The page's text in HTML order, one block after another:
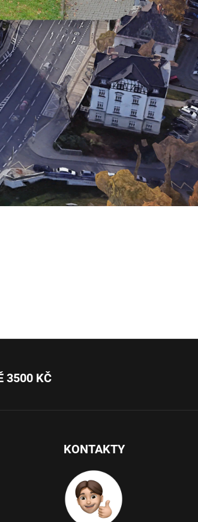
3500 KČ
KONTAKTY